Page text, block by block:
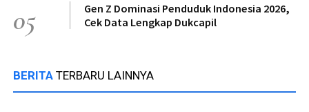
05
Gen Z Dominasi Penduduk Indonesia 2026,
Cek Data Lengkap Dukcapil
BERITA TERBARU LAINNYA